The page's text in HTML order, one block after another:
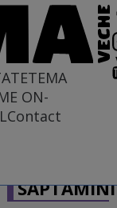
TEMA
ON-
Contact